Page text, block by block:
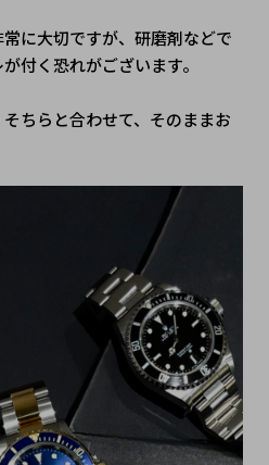
に大切ですが、研磨剤などで
付く恐れがございます。
ちらと合わせて、そのままお